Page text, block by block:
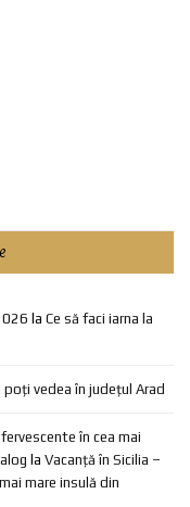
la Ce să faci iarna la
vedea în județul Arad
în cea mai
la Vacanță în Sicilia –
mare insulă din